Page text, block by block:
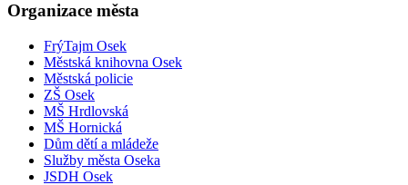
Organizace města
FrýTajm Osek
Městská knihovna Osek
Městská policie
ZŠ Osek
MŠ Hrdlovská
MŠ Hornická
Dům dětí a mládeže
Služby města Oseka
JSDH Osek